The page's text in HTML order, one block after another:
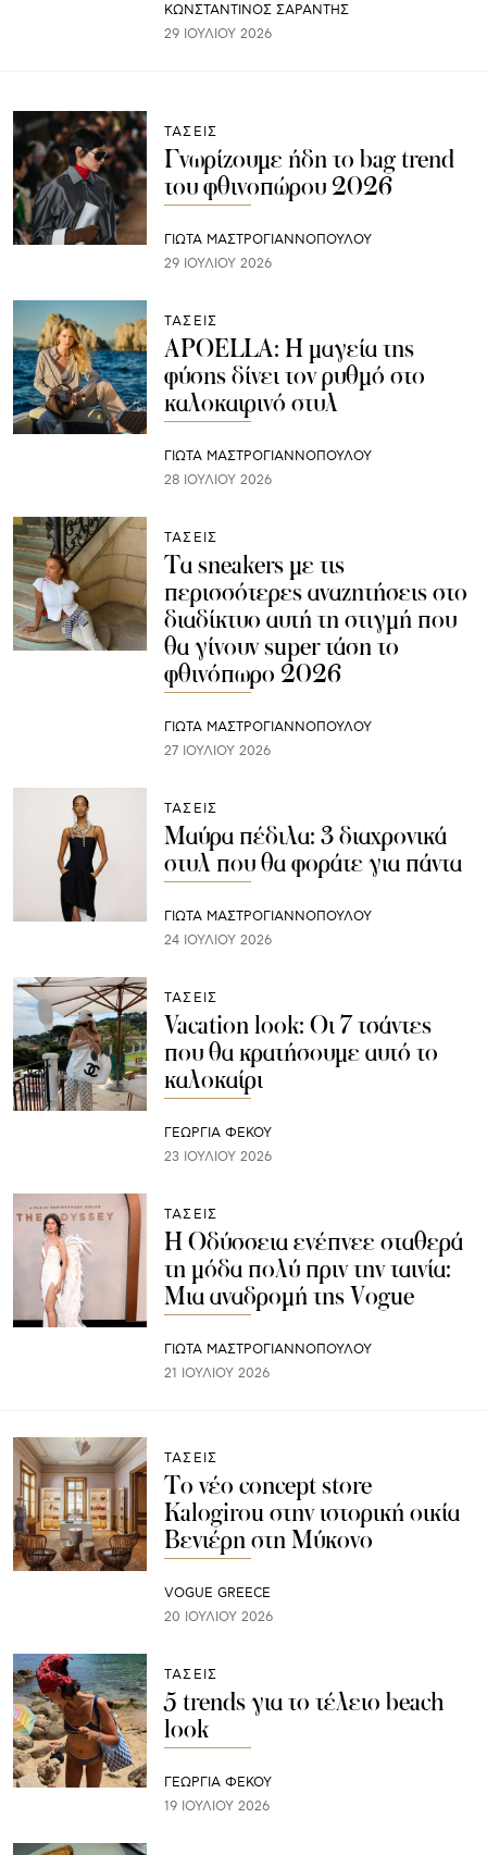
ΚΩΝΣΤΑΝΤΙΝΟΣ ΣΑΡΑΝΤΗΣ
29 ΙΟΥΛΊΟΥ 2026
ΤΑΣΕΙΣ
Γνωρίζουμε ήδη το bag trend
του φθινοπώρου 2026
ΓΙΩΤΑ ΜΑΣΤΡΟΓΙΑΝΝΟΠΟΥΛΟΥ
29 ΙΟΥΛΊΟΥ 2026
ΤΑΣΕΙΣ
APOELLA: Η μαγεία της
φύσης δίνει τον ρυθμό στο
καλοκαιρινό στυλ
ΓΙΩΤΑ ΜΑΣΤΡΟΓΙΑΝΝΟΠΟΥΛΟΥ
28 ΙΟΥΛΊΟΥ 2026
ΤΑΣΕΙΣ
Τα sneakers με τις
περισσότερες αναζητήσεις στο
διαδίκτυο αυτή τη στιγμή που
θα γίνουν super τάση το
φθινόπωρο 2026
ΓΙΩΤΑ ΜΑΣΤΡΟΓΙΑΝΝΟΠΟΥΛΟΥ
27 ΙΟΥΛΊΟΥ 2026
ΤΑΣΕΙΣ
Μαύρα πέδιλα: 3 διαχρονικά
στυλ που θα φοράτε για πάντα
ΓΙΩΤΑ ΜΑΣΤΡΟΓΙΑΝΝΟΠΟΥΛΟΥ
24 ΙΟΥΛΊΟΥ 2026
ΤΑΣΕΙΣ
Vacation look: Οι 7 τσάντες
που θα κρατήσουμε αυτό το
καλοκαίρι
ΓΕΩΡΓΙΑ ΦΕΚΟΥ
23 ΙΟΥΛΊΟΥ 2026
ΤΑΣΕΙΣ
Η Οδύσσεια ενέπνεε σταθερά
τη μόδα πολύ πριν την ταινία:
Μια αναδρομή της Vogue
ΓΙΩΤΑ ΜΑΣΤΡΟΓΙΑΝΝΟΠΟΥΛΟΥ
21 ΙΟΥΛΊΟΥ 2026
ΤΑΣΕΙΣ
Το νέο concept store
Kalogirou στην ιστορική οικία
Βενιέρη στη Μύκονο
VOGUE GREECE
20 ΙΟΥΛΊΟΥ 2026
ΤΑΣΕΙΣ
5 trends για το τέλειο beach
look
ΓΕΩΡΓΙΑ ΦΕΚΟΥ
19 ΙΟΥΛΊΟΥ 2026